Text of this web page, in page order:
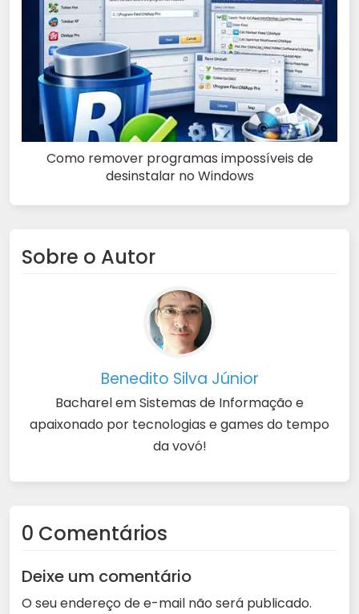
Como remover programas impossíveis de
desinstalar no Windows
Sobre o Autor
Benedito Silva Júnior
Bacharel em Sistemas de Informação e
apaixonado por tecnologias e games do tempo
da vovó!
0 Comentários
Deixe um comentário
O seu endereço de e-mail não será publicado.